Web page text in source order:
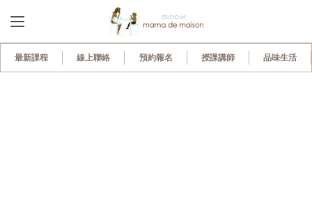
最新課程 線上聯絡 預約報名 授課講師 品味生活